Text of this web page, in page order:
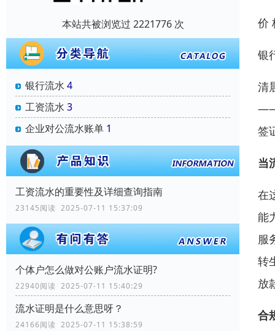
本站共被浏览过 2221776 次
银行流水 4
工资流水 3
企业对公流水账单 1
工资流水的重要性及详细查询指南
23145阅读 2025-07-11 15:37:09
个体户怎么做对公账户流水证明?
22940阅读 2025-07-11 15:40:29
流水证明是什么意思呀？
24166阅读 2025-07-11 15:38:59
价
银
清
——
签
当
在
能
服
转
放
合